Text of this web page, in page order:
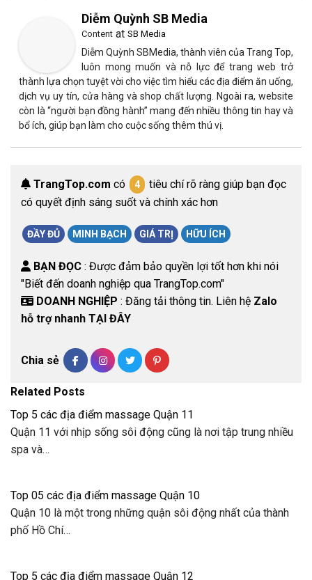
Diễm Quỳnh SB Media
Content at SB Media
Diễm Quỳnh SBMedia, thành viên của Trang Top,
luôn mong muốn và nỗ lực để trang web trở
thành lựa chọn tuyệt vời cho việc tìm hiểu các địa điểm ăn uống,
dịch vụ uy tín, cửa hàng và shop chất lượng. Ngoài ra, website
còn là “người bạn đồng hành” mang đến nhiều thông tin hay và
bổ ích, giúp bạn làm cho cuộc sống thêm thú vị.
TrangTop.com có 4
tiêu chí rõ ràng giúp bạn đọc
có quyết định sáng suốt và chính xác hơn
ĐẦY ĐỦ MINH BẠCH GIÁ TRỊ HỮU ÍCH
BẠN ĐỌC : Được đảm bảo quyền lợi tốt hơn khi nói
"Biết đến doanh nghiệp qua TrangTop.com"
DOANH NGHIỆP : Đăng tải thông tin. Liên hệ Zalo
hỗ trợ nhanh TẠI ĐÂY
Chia sẻ
Related Posts
Top 5 các địa điểm massage Quận 11
Quận 11 với nhịp sống sôi động cũng là nơi tập trung nhiều
spa và…
Top 05 các địa điểm massage Quận 10
Quận 10 là một trong những quận sôi động nhất của thành
phố Hồ Chí…
Top 5 các địa điểm massage Quận 12